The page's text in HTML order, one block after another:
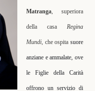
Matranga, superiora
della casa Regina
Mundi, che ospita suore
anziane e ammalate, ove
le Figlie della Carità
offrono un servizio di